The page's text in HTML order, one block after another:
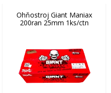
Ohňostroj Giant Maniax
200ran 25mm 1ks/ctn